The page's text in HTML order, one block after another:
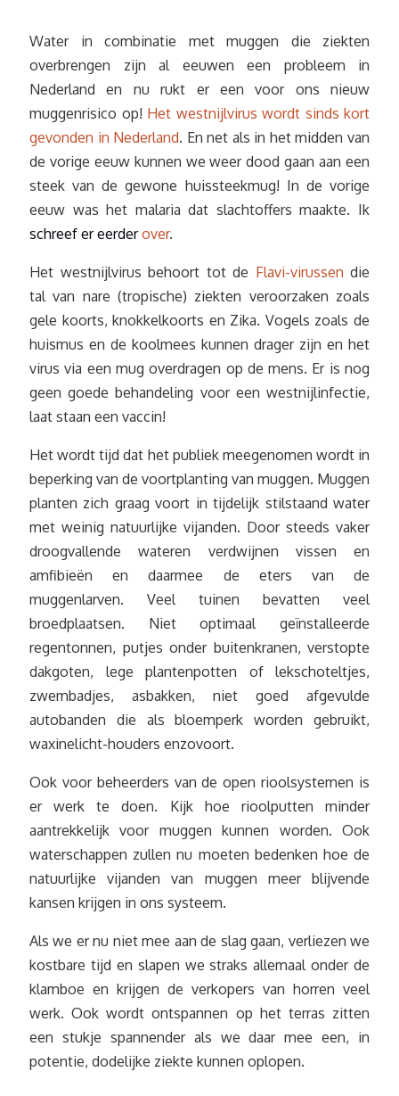
Water in combinatie met muggen die ziekten
overbrengen zijn al eeuwen een probleem in
Nederland en nu rukt er een voor ons nieuw
muggenrisico op! Het westnijlvirus wordt sinds kort
gevonden in Nederland. En net als in het midden van
de vorige eeuw kunnen we weer dood gaan aan een
steek van de gewone huissteekmug! In de vorige
eeuw was het malaria dat slachtoffers maakte. Ik
schreef er eerderover.
Het westnijlvirus behoort tot de Flavi-virussen die
tal van nare (tropische) ziekten veroorzaken zoals
gele koorts, knokkelkoorts en Zika. Vogels zoals de
huismus en de koolmees kunnen drager zijn en het
virus via een mug overdragen op de mens. Er is nog
geen goede behandeling voor een westnijlinfectie,
laat staan een vaccin!
Het wordt tijd dat het publiek meegenomen wordt in
beperking van de voortplanting van muggen. Muggen
planten zich graag voort in tijdelijk stilstaand water
met weinig natuurlijke vijanden. Door steeds vaker
droogvallende wateren verdwijnen vissen en
amfibieën en daarmee de eters van de
muggenlarven. Veel tuinen bevatten veel
broedplaatsen. Niet optimaal geïnstalleerde
regentonnen, putjes onder buitenkranen, verstopte
dakgoten, lege plantenpotten of lekschoteltjes,
zwembadjes, asbakken, niet goed afgevulde
autobanden die als bloemperk worden gebruikt,
waxinelicht-houders enzovoort.
Ook voor beheerders van de open rioolsystemen is
er werk te doen. Kijk hoe rioolputten minder
aantrekkelijk voor muggen kunnen worden. Ook
waterschappen zullen nu moeten bedenken hoe de
natuurlijke vijanden van muggen meer blijvende
kansen krijgen in ons systeem.
Als we er nu niet mee aan de slag gaan, verliezen we
kostbare tijd en slapen we straks allemaal onder de
klamboe en krijgen de verkopers van horren veel
werk. Ook wordt ontspannen op het terras zitten
een stukje spannender als we daar mee een, in
potentie, dodelijke ziekte kunnen oplopen.